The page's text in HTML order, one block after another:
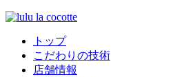
トップ
こだわりの技術
店舗情報